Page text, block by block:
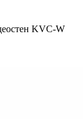
KVC-W